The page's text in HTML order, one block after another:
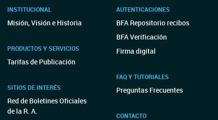
INSTITUCIONAL
Misión, Visión e Historia
PRODUCTOS Y SERVICIOS
Tarifas de Publicación
SITIOS DE INTERÉS
Red de Boletines Oficiales
de la R. A.
AUTENTICACIONES
BFA Repositorio recibos
BFA Verificación
Firma digital
FAQ Y TUTORIALES
Preguntas Frecuentes
CONTACTO